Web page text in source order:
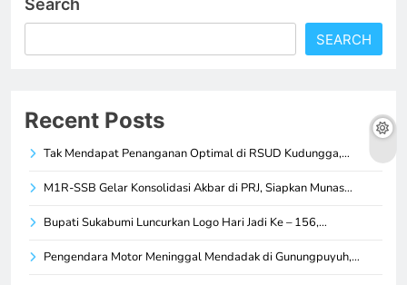
Search
SEARCH
Recent Posts
Tak Mendapat Penanganan Optimal di RSUD Kudungga,…
M1R-SSB Gelar Konsolidasi Akbar di PRJ, Siapkan Munas…
Bupati Sukabumi Luncurkan Logo Hari Jadi Ke – 156,…
Pengendara Motor Meninggal Mendadak di Gunungpuyuh,…